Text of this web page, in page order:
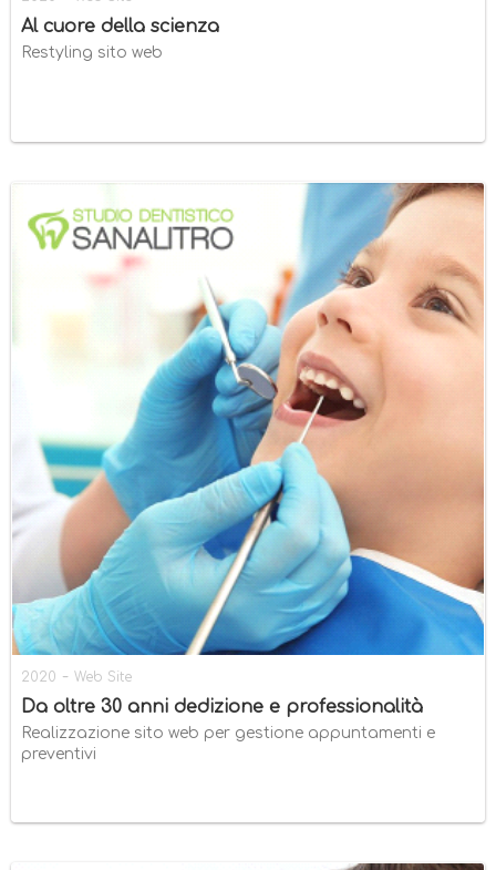
Al cuore della scienza
Restyling sito web
2020 - Web Site
Da oltre 30 anni dedizione e professionalità
Realizzazione sito web per gestione appuntamenti e
preventivi